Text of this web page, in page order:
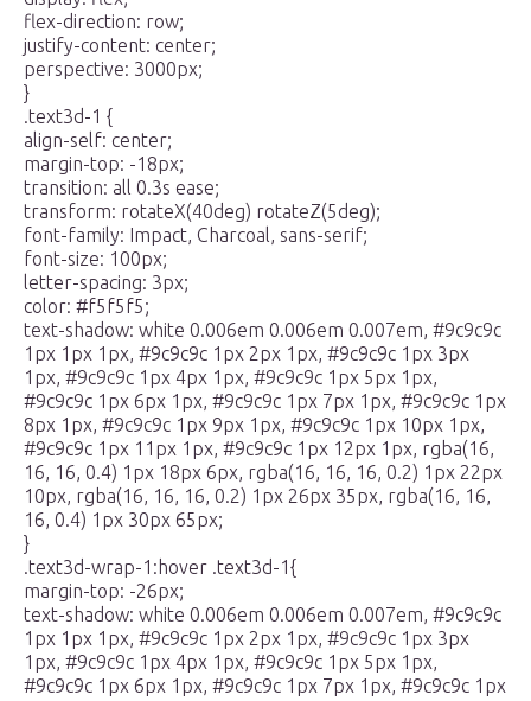
flex-direction: row;
justify-content: center;
perspective: 3000px;
}
.text3d-1 {
align-self: center;
margin-top: -18px;
transition: all 0.3s ease;
transform: rotateX(40deg) rotateZ(5deg);
font-family: Impact, Charcoal, sans-serif;
font-size: 100px;
letter-spacing: 3px;
color: #f5f5f5;
text-shadow: white 0.006em 0.006em 0.007em, #9c9c9c
1px 1px 1px, #9c9c9c 1px 2px 1px, #9c9c9c 1px 3px
1px, #9c9c9c 1px 4px 1px, #9c9c9c 1px 5px 1px,
#9c9c9c 1px 6px 1px, #9c9c9c 1px 7px 1px, #9c9c9c 1px
8px 1px, #9c9c9c 1px 9px 1px, #9c9c9c 1px 10px 1px,
#9c9c9c 1px 11px 1px, #9c9c9c 1px 12px 1px, rgba(16,
16, 16, 0.4) 1px 18px 6px, rgba(16, 16, 16, 0.2) 1px 22px
10px, rgba(16, 16, 16, 0.2) 1px 26px 35px, rgba(16, 16,
16, 0.4) 1px 30px 65px;
}
.text3d-wrap-1:hover .text3d-1{
margin-top: -26px;
text-shadow: white 0.006em 0.006em 0.007em, #9c9c9c
1px 1px 1px, #9c9c9c 1px 2px 1px, #9c9c9c 1px 3px
1px, #9c9c9c 1px 4px 1px, #9c9c9c 1px 5px 1px,
#9c9c9c 1px 6px 1px, #9c9c9c 1px 7px 1px, #9c9c9c 1px